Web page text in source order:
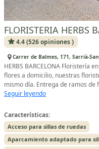
FLORISTERIA HERBS
4.4 (526 opiniones )
Carrer de Balmes, 171, Sarrià-
HERBS BARCELONA Floristería
flores a domicilio, nuestras
mismo día. Entrega de ramos de
Seguir leyendo
Características:
Acceso para sillas de ruedas
Aparcamiento adaptado para